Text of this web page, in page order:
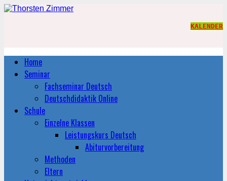
KALENDER
Home
Seminar
Fachseminar Deutsch
Deutschdidaktik Online
Schule
Einzelne Klassen
Leistungskurs Deutsch
Abiturvorbereitung
Methoden
Eltern